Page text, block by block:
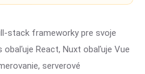
stack frameworky pre svoje
obaľuje React, Nuxt obaľuje Vue
serverové